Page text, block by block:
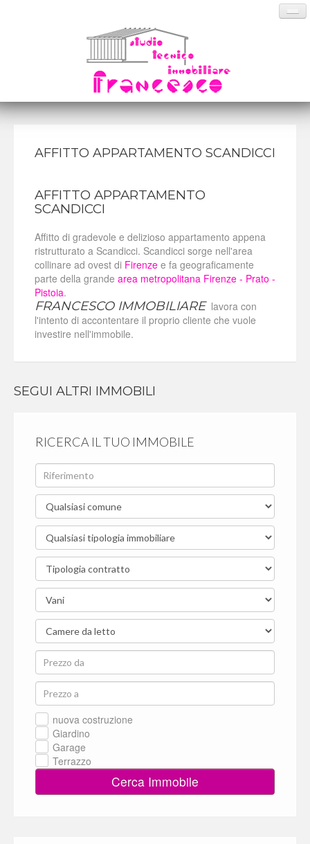
DOVE SIAMO
CONTATTI
AFFITTO APPARTAMENTO SCANDICCI
AFFITTO APPARTAMENTO
SCANDICCI
Affitto di gradevole e delizioso appartamento appena
ristrutturato a Scandicci. Scandicci sorge nell'area
collinare ad ovest di Firenze e fa geograficamente
parte della grande area metropolitana Firenze - Prato -
Pistoia.
FRANCESCO IMMOBILIARElavora con
l'intento di accontentare il proprio cliente che vuole
investire nell'immobile.
SEGUI ALTRI IMMOBILI
RICERCA IL TUO IMMOBILE
nuova costruzione
Giardino
Garage
Terrazzo
Cerca Immobile